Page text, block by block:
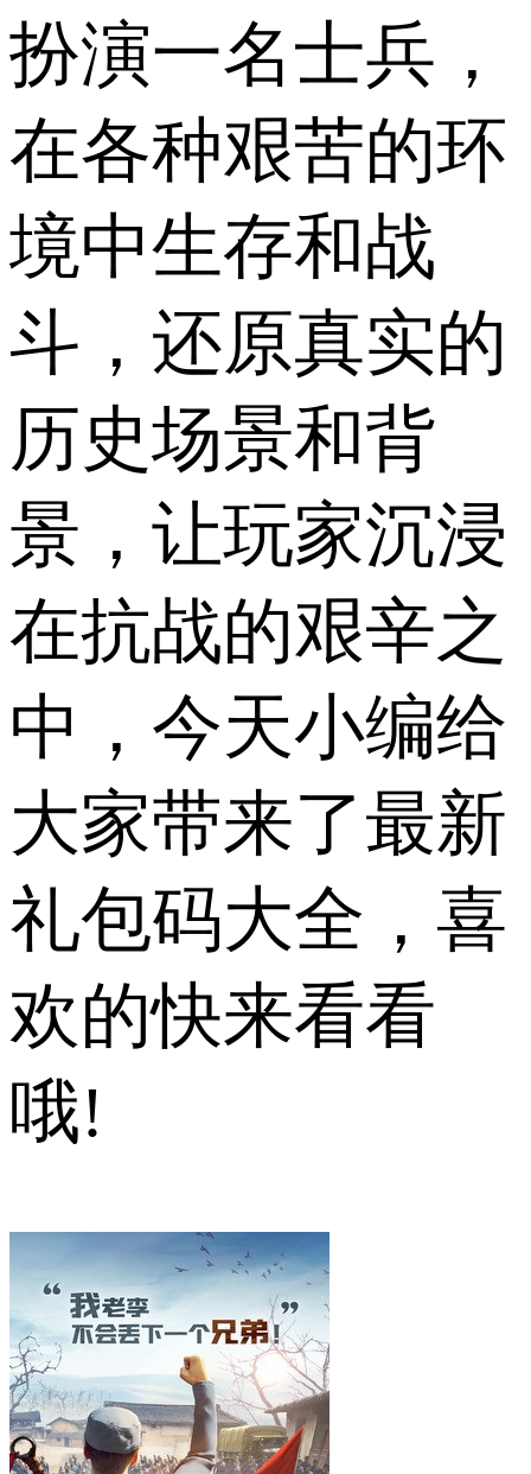
扮演一名士兵，
在各种艰苦的环
境中生存和战
斗，还原真实的
历史场景和背
景，让玩家沉浸
在抗战的艰辛之
中，今天小编给
大家带来了最新
礼包码大全，喜
欢的快来看看
哦!